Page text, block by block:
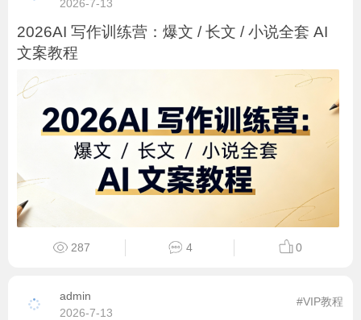
2026-7-13
2026AI 写作训练营：爆文 / 长文 / 小说全套 AI
文案教程
287 4 0
admin
2026-7-13
#VIP教程